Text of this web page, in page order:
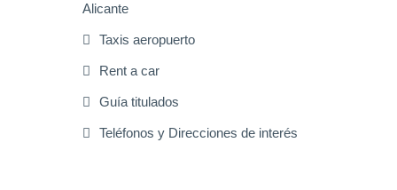
Alicante
Taxis aeropuerto
Rent a car
Guía titulados
Teléfonos y Direcciones de interés